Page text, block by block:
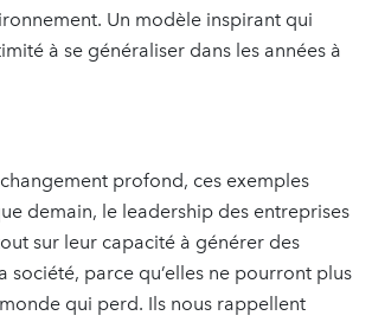
Un modèle inspirant qui
à se généraliser dans les années à
profond, ces exemples
demain, le leadership des entreprises
sur leur capacité à générer des
société, parce qu’elles ne pourront plus
qui perd. Ils nous rappellent